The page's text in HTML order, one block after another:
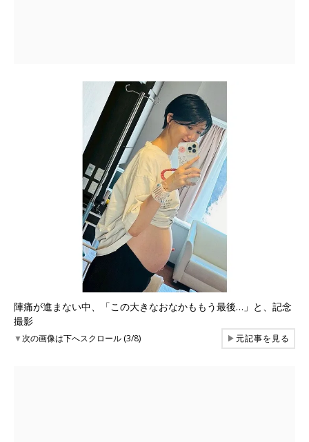
陣痛が進まない中、「この大きなおなかももう最後…」と、記念
撮影
▼次の画像は下へスクロール (3/8) ▶元記事を見る